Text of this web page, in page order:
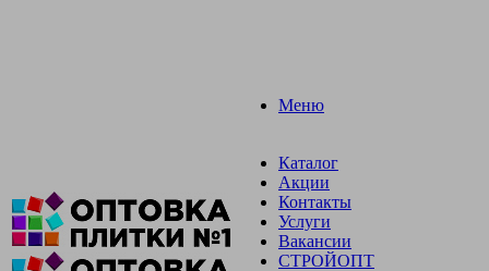
Меню
Каталог
Акции
Контакты
Услуги
Вакансии
СТРОЙОПТ